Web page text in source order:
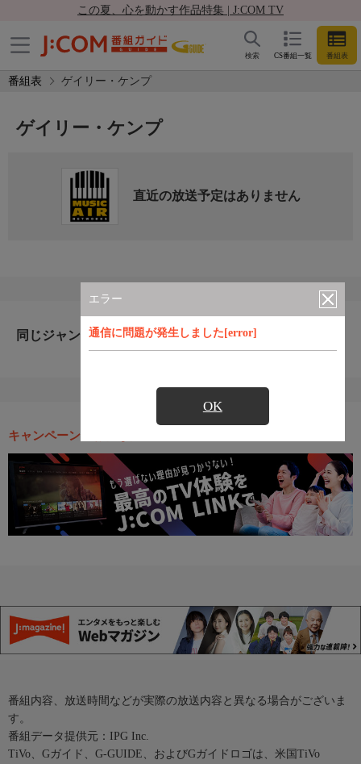
この夏、心を動かす作品特集 | J:COM TV
CS番組一覧 番組表
検索
番組表 ゲイリー・ケンプ
エラー
通信に問題が発生しました[error]
OK
ゲイリー・ケンプ
直近の放送予定はありません
同じジャンルのおすすめ番組
キャンペーン・お得な情報
番組内容、放送時間などが実際の放送内容と異なる場合がございま
す。
番組データ提供元：IPG Inc.
TiVo、Gガイド、G-GUIDE、およびGガイドロゴは、米国TiVo